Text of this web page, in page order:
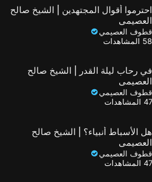
احترموا أقوال المجتهدين | الشيخ صالح
العصيمي
قطوف العصيمي
58 المشاهدات
في رحاب ليلة القدر | الشيخ صالح
العصيمي
قطوف العصيمي
47 المشاهدات
هل الأسباط أنبياء؟ | الشيخ صالح
العصيمي
قطوف العصيمي
47 المشاهدات